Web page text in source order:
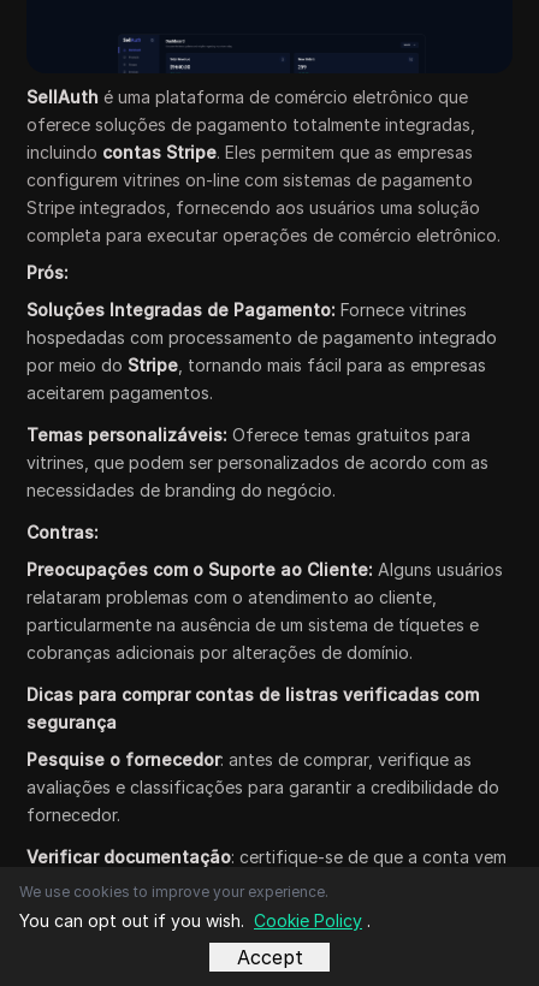
SellAuth é uma plataforma de comércio eletrônico que
oferece soluções de pagamento totalmente integradas,
incluindo contas Stripe. Eles permitem que as empresas
configurem vitrines on-line com sistemas de pagamento
Stripe integrados, fornecendo aos usuários uma solução
completa para executar operações de comércio eletrônico.
Prós:
Soluções Integradas de Pagamento: Fornece vitrines
hospedadas com processamento de pagamento integrado
por meio do Stripe , tornando mais fácil para as empresas
aceitarem pagamentos.
Temas personalizáveis: Oferece temas gratuitos para
vitrines, que podem ser personalizados de acordo com as
necessidades de branding do negócio.
Contras:
Preocupações com o Suporte ao Cliente: Alguns usuários
relataram problemas com o atendimento ao cliente,
particularmente na ausência de um sistema de tíquetes e
cobranças adicionais por alterações de domínio.
Dicas para comprar contas de listras verificadas com
segurança
Pesquise o fornecedor: antes de comprar, verifique as
avaliações e classificações para garantir a credibilidade do
fornecedor.
Verificar documentação: certifique-se de que a conta vem
com documentos de verificação adequados para evitar
possíveis problemas com o Stripe.
Compreender os Termos e Condições
We use cookies to improve your experience.
You can opt out if you wish. Cookie Policy .
Accept